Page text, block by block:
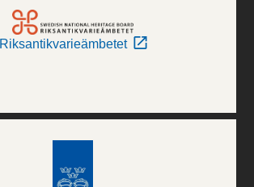
Riksantikvarieämbetet